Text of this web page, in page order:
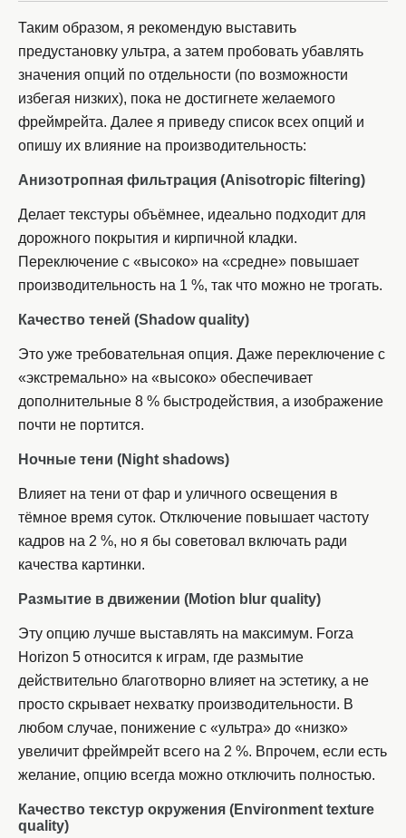
Таким образом, я рекомендую выставить
предустановку ультра, а затем пробовать убавлять
значения опций по отдельности (по возможности
избегая низких), пока не достигнете желаемого
фреймрейта. Далее я приведу список всех опций и
опишу их влияние на производительность:
Анизотропная фильтрация (Anisotropic filtering)
Делает текстуры объёмнее, идеально подходит для
дорожного покрытия и кирпичной кладки.
Переключение с «высоко» на «средне» повышает
производительность на 1 %, так что можно не трогать.
Качество теней (Shadow quality)
Это уже требовательная опция. Даже переключение с
«экстремально» на «высоко» обеспечивает
дополнительные 8 % быстродействия, а изображение
почти не портится.
Ночные тени (Night shadows)
Влияет на тени от фар и уличного освещения в
тёмное время суток. Отключение повышает частоту
кадров на 2 %, но я бы советовал включать ради
качества картинки.
Размытие в движении (Motion blur quality)
Эту опцию лучше выставлять на максимум. Forza
Horizon 5 относится к играм, где размытие
действительно благотворно влияет на эстетику, а не
просто скрывает нехватку производительности. В
любом случае, понижение с «ультра» до «низко»
увеличит фреймрейт всего на 2 %. Впрочем, если есть
желание, опцию всегда можно отключить полностью.
Качество текстур окружения (Environment texture
quality)